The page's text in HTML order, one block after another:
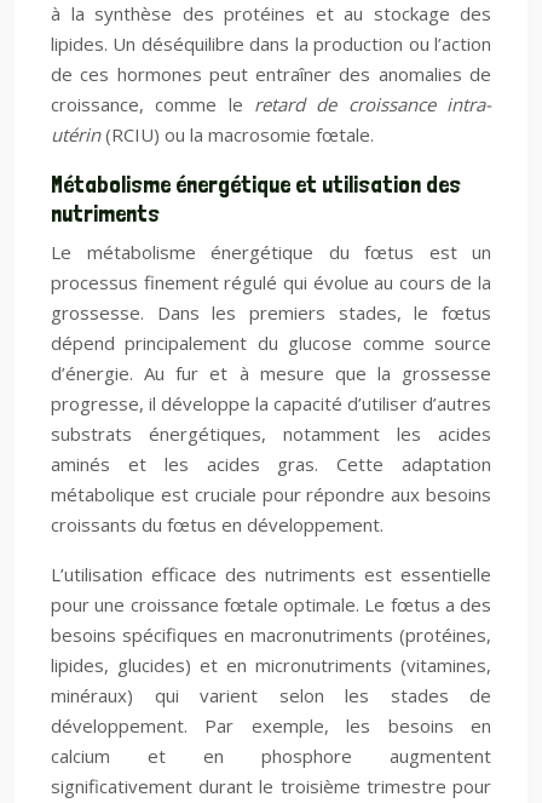
à la synthèse des protéines et au stockage des
lipides. Un déséquilibre dans la production ou l’action
de ces hormones peut entraîner des anomalies de
croissance, comme le retard de croissance intra-
utérin(RCIU) ou la macrosomie fœtale.
Métabolisme énergétique et utilisation des
nutriments
Le métabolisme énergétique du fœtus est un
processus finement régulé qui évolue au cours de la
grossesse. Dans les premiers stades, le fœtus
dépend principalement du glucose comme source
d’énergie. Au fur et à mesure que la grossesse
progresse, il développe la capacité d’utiliser d’autres
substrats énergétiques, notamment les acides
aminés et les acides gras. Cette adaptation
métabolique est cruciale pour répondre aux besoins
croissants du fœtus en développement.
L’utilisation efficace des nutriments est essentielle
pour une croissance fœtale optimale. Le fœtus a des
besoins spécifiques en macronutriments (protéines,
lipides, glucides) et en micronutriments (vitamines,
minéraux) qui varient selon les stades de
développement. Par exemple, les besoins en
calcium et en phosphore augmentent
significativement durant le troisième trimestre pour